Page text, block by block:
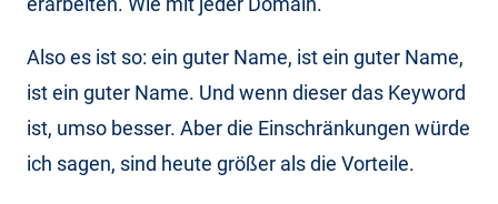
Also es ist so: ein guter Name, ist ein guter Name,
ist ein guter Name. Und wenn dieser das Keyword
ist, umso besser. Aber die Einschränkungen würde
ich sagen, sind heute größer als die Vorteile.